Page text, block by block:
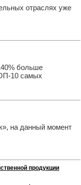
отраслях уже
больше
10 самых
на данный момент
продукции